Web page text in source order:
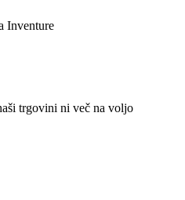
Inventure
trgovini ni več na voljo